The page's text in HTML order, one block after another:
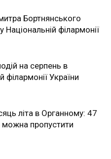
Бортнянського
Національній філармонії
на серпень в
філармонії України
літа в Органному: 47
можна пропустити